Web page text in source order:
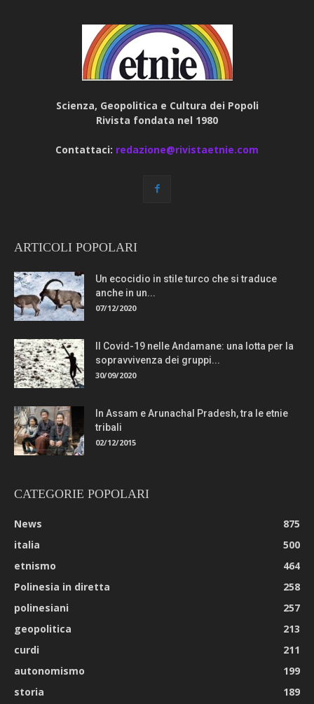
Scienza, Geopolitica e Cultura dei Popoli
Rivista fondata nel 1980
Contattaci: redazione@rivistaetnie.com
ARTICOLI POPOLARI
Un ecocidio in stile turco che si traduce
anche in un...
07/12/2020
Il Covid-19 nelle Andamane: una lotta per la
sopravvivenza dei gruppi...
30/09/2020
In Assam e Arunachal Pradesh, tra le etnie
tribali
02/12/2015
CATEGORIE POPOLARI
News
875
italia
500
etnismo
464
Polinesia in diretta
258
polinesiani
257
geopolitica
213
curdi
211
autonomismo
199
storia
189